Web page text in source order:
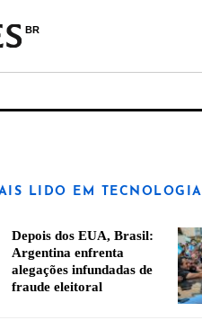
BR
LIDO EM TECNOLOGIA
Depois dos EUA, Brasil:
Argentina enfrenta
alegações infundadas de
fraude eleitoral